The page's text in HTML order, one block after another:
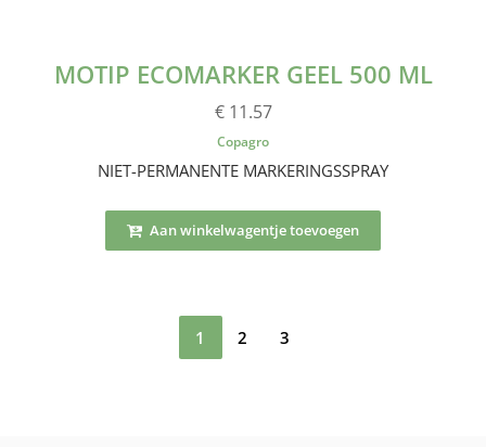
MOTIP ECOMARKER GEEL 500 ML
€ 11.57
Copagro
NIET-PERMANENTE MARKERINGSSPRAY
Aan winkelwagentje toevoegen
1 2 3